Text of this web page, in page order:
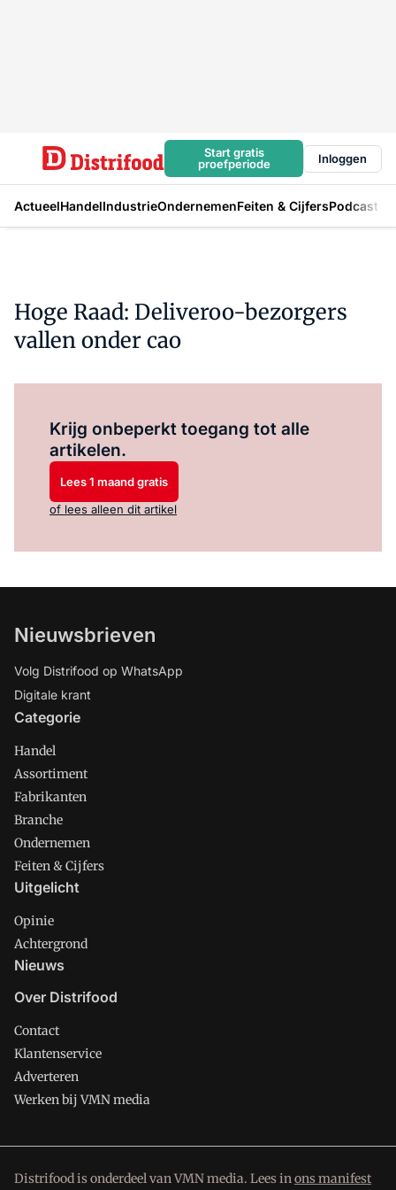
Start gratis
proefperiode
Inloggen
ActueelHandelIndustrieOndernemenFeiten & CijfersPodcast
Hoge Raad: Deliveroo-bezorgers
vallen onder cao
Krijg onbeperkt toegang tot alle
artikelen.
Lees 1 maand gratis
of lees alleen dit artikel
Nieuwsbrieven
Volg Distrifood op WhatsApp
Digitale krant
Categorie
Handel
Assortiment
Fabrikanten
Branche
Ondernemen
Feiten & Cijfers
Uitgelicht
Opinie
Achtergrond
Nieuws
Over Distrifood
Contact
Klantenservice
Adverteren
Werken bij VMN media
Distrifood is onderdeel van VMN media. Lees inons manifest